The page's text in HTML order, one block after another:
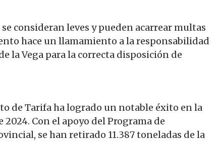
consideran leves y pueden acarrear multas
hace un llamamiento a la responsabilidad
la Vega para la correcta disposición de
de Tarifa ha logrado un notable éxito en la
Con el apoyo del Programa de
se han retirado 11.387 toneladas de la